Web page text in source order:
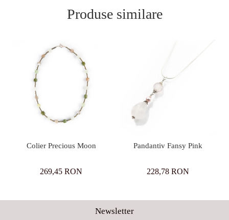
Produse similare
Colier Precious Moon
269,45 RON
Pandantiv Fansy Pink
228,78 RON
Newsletter